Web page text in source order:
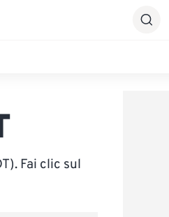
Fai clic sul